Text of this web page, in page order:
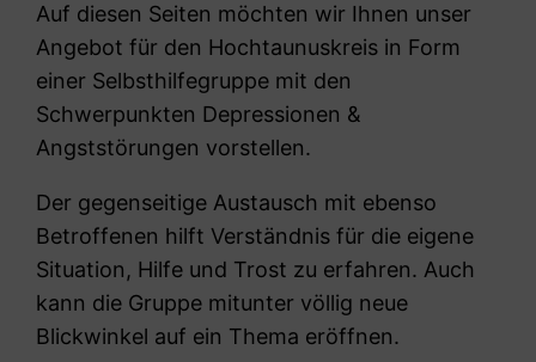
Auf diesen Seiten möchten wir Ihnen unser
Angebot für den Hochtaunuskreis in Form
einer Selbsthilfegruppe mit den
Schwerpunkten Depressionen &
Angststörungen vorstellen.
Der gegenseitige Austausch mit ebenso
Betroffenen hilft Verständnis für die eigene
Situation, Hilfe und Trost zu erfahren. Auch
kann die Gruppe mitunter völlig neue
Blickwinkel auf ein Thema eröffnen.